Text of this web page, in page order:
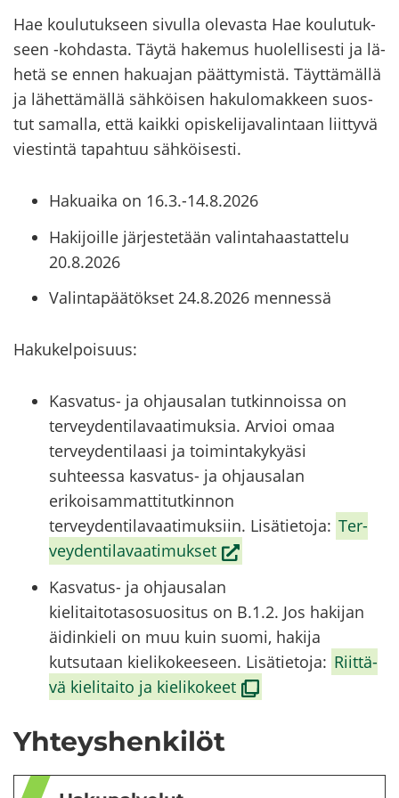
Hae kou­lu­tuk­seen si­vul­la ole­vas­ta Hae kou­lu­tuk­
seen -​kohdasta. Täytä ha­ke­mus huo­lel­li­ses­ti ja lä­
he­tä se ennen ha­kua­jan päät­ty­mis­tä. Täyt­tä­mäl­lä
ja lä­het­tä­mäl­lä säh­köi­sen ha­ku­lo­mak­keen suos­
tut sa­mal­la, että kaik­ki opis­ke­li­ja­va­lin­taan liit­ty­vä
vies­tin­tä ta­pah­tuu säh­köi­ses­ti.
Hakuaika on 16.3.-14.8.2026
Hakijoille järjestetään valintahaastattelu
20.8.2026
Valintapäätökset 24.8.2026 mennessä
Ha­ku­kel­poi­suus:
Kasvatus- ja ohjausalan tutkinnoissa on
terveydentilavaatimuksia. Arvioi omaa
terveydentilaasi ja toimintakykyäsi
suhteessa kasvatus- ja ohjausalan
erikoisammattitutkinnon
terveydentilavaatimuksiin. Lisätietoja: Ter­
vey­den­ti­la­vaa­ti­muk­set(siir­
toi­
seen
pal­
ve­
luun)
Kasvatus- ja ohjausalan
kielitaitotasosuositus on B.1.2. Jos hakijan
äidinkieli on muu kuin suomi, hakija
kutsutaan kielikokeeseen. Lisätietoja: Riit­tä­
vä kie­li­tai­to ja kie­li­ko­keet(avau­
Yh­teys­hen­ki­löt